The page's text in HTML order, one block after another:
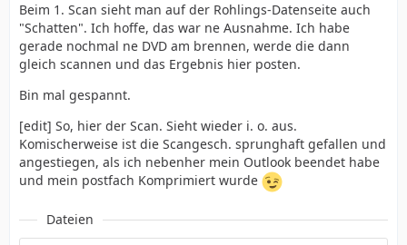
Beim 1. Scan sieht man auf der Rohlings-Datenseite auch
"Schatten". Ich hoffe, das war ne Ausnahme. Ich habe
gerade nochmal ne DVD am brennen, werde die dann
gleich scannen und das Ergebnis hier posten.
Bin mal gespannt.
[edit] So, hier der Scan. Sieht wieder i. o. aus.
Komischerweise ist die Scangesch. sprunghaft gefallen und
angestiegen, als ich nebenher mein Outlook beendet habe
und mein postfach Komprimiert wurde
Dateien